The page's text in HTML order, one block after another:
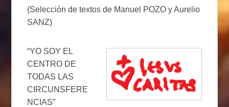
(Selección de textos de Manuel POZO y Aurelio
SANZ)
“YO SOY EL
CENTRO DE
TODAS LAS
CIRCUNSFERE
NCIAS”